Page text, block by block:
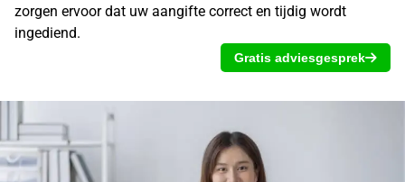
zorgen ervoor dat uw aangifte correct en tijdig wordt
ingediend.
Gratis adviesgesprek